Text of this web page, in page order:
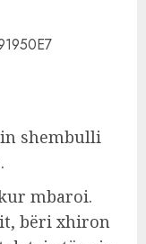
shembulli
mbaroi.
bëri xhiron